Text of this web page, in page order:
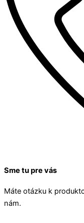
Sme tu pre vás
Máte otázku k
nám.